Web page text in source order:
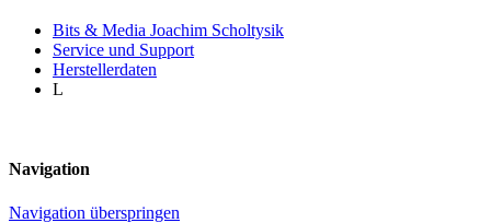
Bits & Media Joachim Scholtysik
Service und Support
Herstellerdaten
L
Navigation
Navigation überspringen